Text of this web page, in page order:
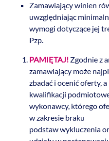
Zamawiający winien
uwzględniając
wymogi dotyczące jej
Pzp.
PAMIĘTAJ! Zgodnie z
zamawiający może
zbadać i ocenić oferty,
kwalifikacji
wykonawcy, którego
w zakresie braku
podstaw wykluczenia